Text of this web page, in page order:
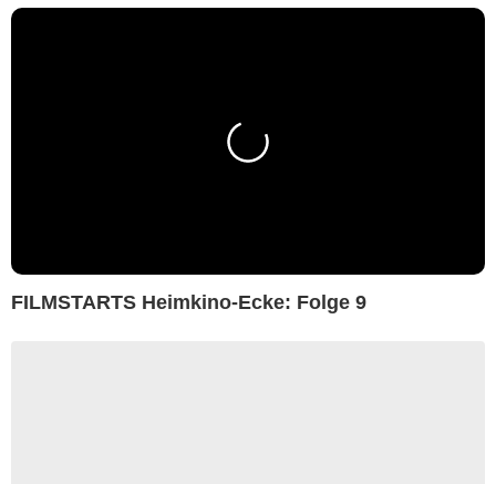
FILMSTARTS Heimkino-Ecke: Folge 9